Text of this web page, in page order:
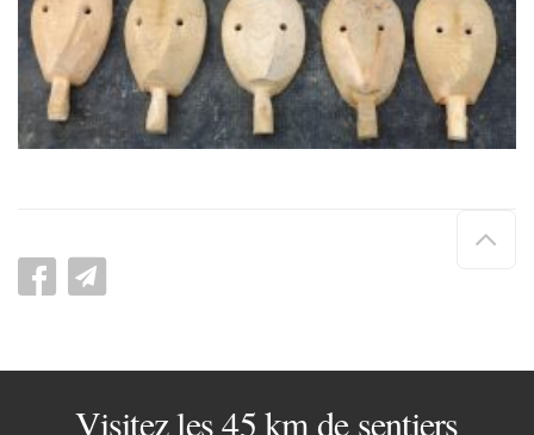
de
Visitez les 45 km de sentiers